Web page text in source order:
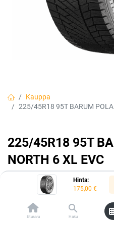
Hinta:
175,00 €
Etusivu Haku
Kauppa
225/45R18 95T BARUM
225/45R18 95T
NORTH 6 XL EVC
Continentalin Euroopassa
on keskihintainen tuote
4024063008847 Tuotekoodi:
175,00€